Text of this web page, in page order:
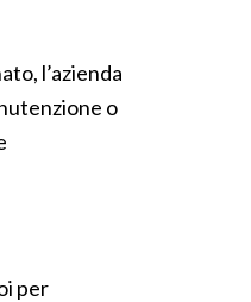
l’azienda
o
per